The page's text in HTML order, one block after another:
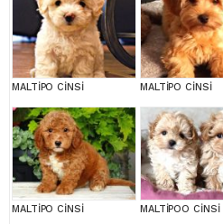
MALTİPO CİNSİ MALTİPO CİNSİ
MALTİPO CİNSİ